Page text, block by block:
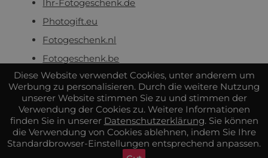
Diese Website verwendet Cookies, unter anderem um
Werbung zu personalisieren. Durch die weitere Nutzung
unserer Website stimmen Sie zu und stimmen der
Verwendung der Cookies zu. Weitere Informationen
finden Sie in unserer Datenschutzerklärung. Sie können
die Verwendung von Cookies ablehnen, indem Sie Ihre
Standardbrowser-Einstellungen entsprechend anpassen.
Ihr-Fotogeschenk.de
Photogift.eu
Fotogeschenk.nl
Fotogeschenk.be
Sicher & zuverlässig bezahlen